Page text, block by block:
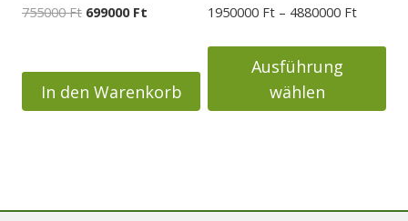
gewählt
755000Ft Ursprünglicher
755000 Ft
699000 Ft
699000 Ft.
In den Warenkorb
1950000 Ft – 4880000 Ft
bis
Ausführung
wählen